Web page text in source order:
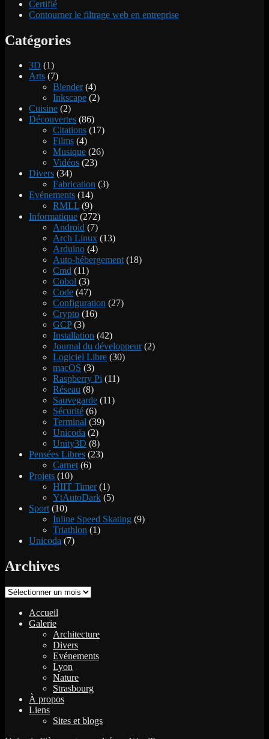
Maven,
Certifié
Contourner le filtrage web en entreprise
Catégories
3D (1)
Arts (7)
Blender(4)
Inkscape (2)
Cuisine (2)
Découvertes (86)
Citations (17)
Films (4)
Musique (26)
Vidéos (23)
Divers (34)
Fabrication (3)
Evénements (14)
RMLL (9)
Informatique (272)
Android (7)
Arch Linux (13)
Arduino (4)
Auto-hébergement(18)
Cmd (11)
Cobol (3)
Code (47)
Configuration (27)
Crypto (16)
GCP(3)
Installation (42)
Journal du développeur(2)
Logiciel Libre (30)
macOS (3)
Raspberry Pi (11)
Réseau (8)
Sauvegarde (11)
Sécurité (6)
Terminal (39)
Unicoda (2)
Unity3D (8)
Pensées Libres (23)
Carnet(6)
Projets (10)
HIIT Timer(1)
YtAutoDark (5)
Sport(10)
Inline Speed Skating (9)
Triathlon (1)
Unicoda (7)
Archives
Archives
Accueil
Galerie
Architecture
Divers
Evénements
Lyon
Nature
Strasbourg
À propos
Liens
Sites et blogs